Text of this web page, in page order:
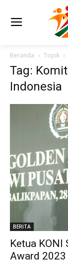
Beranda Topik
Tag:
Indonesia
BERITA
Ketua KONI
Award 2023